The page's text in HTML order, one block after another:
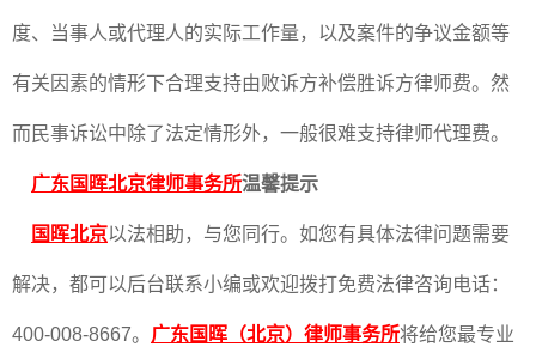
度、当事人或代理人的实际工作量，以及案件的争议金额等
有关因素的情形下合理支持由败诉方补偿胜诉方律师费。然
而民事诉讼中除了法定情形外，一般很难支持律师代理费。
广东国晖北京律师事务所温馨提示
国晖北京以法相助，与您同行。如您有具体法律问题需要
解决，都可以后台联系小编或欢迎拨打免费法律咨询电话：
400-008-8667。 广东国晖（北京）律师事务所将给您最专业